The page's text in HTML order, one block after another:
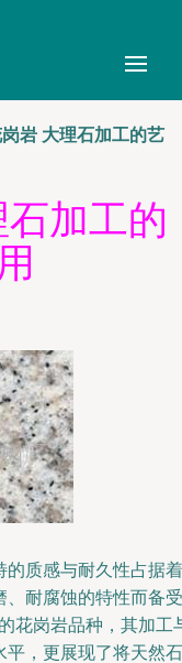
岩 大理石加工的艺
加工的
的质感与耐久性占据着
、耐腐蚀的特性而备受
花岗岩品种，其加工
平，更展现了将天然石